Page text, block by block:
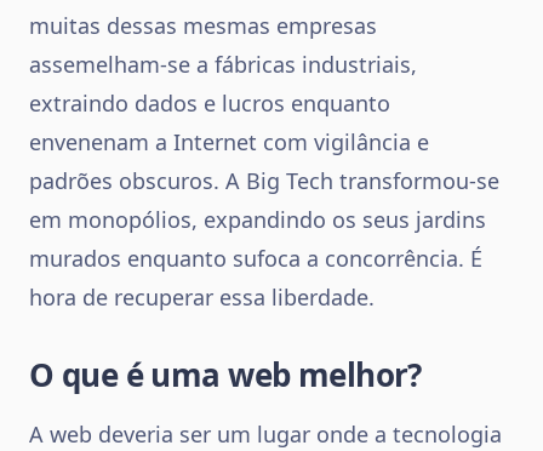
muitas dessas mesmas empresas
assemelham-se a fábricas industriais,
extraindo dados e lucros enquanto
envenenam a Internet com vigilância e
padrões obscuros. A Big Tech transformou-se
em monopólios, expandindo os seus jardins
murados enquanto sufoca a concorrência. É
hora de recuperar essa liberdade.
O que é uma web melhor?
A web deveria ser um lugar onde a tecnologia